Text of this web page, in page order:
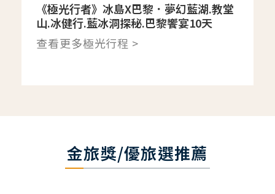
《極光行者》冰島X巴黎．夢幻藍湖.教堂
山.冰健行.藍冰洞探秘.巴黎饗宴10天
查看更多極光行程 >
金旅獎/優旅選推薦